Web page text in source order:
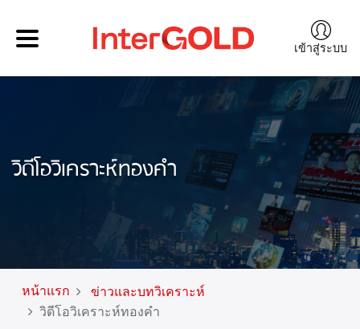
เข้าสู่ระบบ
วิดีโอวิเคราะห์ทองคำ
หน้าแรก
ข่าวและบทวิเคราะห์
วิดีโอวิเคราะห์ทองคำ